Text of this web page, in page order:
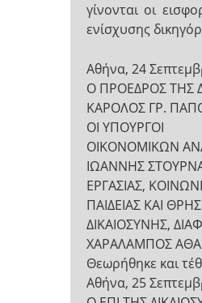
γίνονται οι
ενίσχυσης
Αθήνα, 24
Ο ΠΡΟΕΔΡΟΣ ΤΗΣ
ΚΑΡΟΛΟΣ ΓΡ.
ΟΙ ΥΠΟΥΡΓΟΙ
ΟΙΚΟΝΟΜΙΚΩΝ
ΙΩΑΝΝΗΣ
ΕΡΓΑΣΙΑΣ,
ΠΑΙΔΕΙΑΣ ΚΑΙ
ΔΙΚΑΙΟΣΥΝΗΣ,
ΧΑΡΑΛΑΜΠΟΣ
Θεωρήθηκε και
Αθήνα, 25